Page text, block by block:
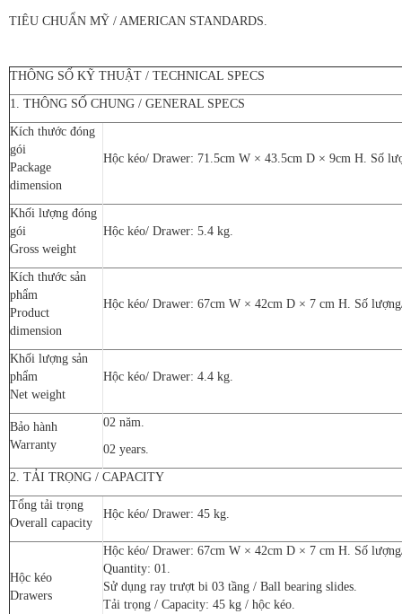
TIÊU CHUẨN MỸ / AMERICAN STANDARDS.
THÔNG SỐ KỸ THUẬT / TECHNICAL SPECS
1. THÔNG SỐ CHUNG / GENERAL SPECS
Kích thước đóng
gói
Package
dimension
Hộc kéo/ Drawer: 71.5cm W × 43.5cm D × 9cm H. Số
Khối lượng đóng
gói
Gross weight
Hộc kéo/ Drawer: 5.4 kg.
Kích thước sản
phẩm
Product
dimension
Hộc kéo/ Drawer: 67cm W × 42cm D × 7 cm H. Số
Khối lượng sản
phẩm
Net weight
Hộc kéo/ Drawer: 4.4 kg.
Bảo hành
Warranty
02 năm.
02 years.
2. TẢI TRỌNG / CAPACITY
Tổng tải trọng
Overall capacity
Hộc kéo/ Drawer: 45 kg.
Hộc kéo
Drawers
Hộc kéo/ Drawer: 67cm W × 42cm D × 7 cm H. Số
Quantity: 01.
Sử dụng ray trượt bi 03 tầng / Ball bearing slides.
Tải trọng / Capacity: 45 kg / hộc kéo.